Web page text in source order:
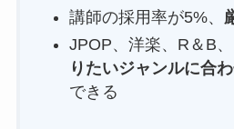
講師の採用率が5%、
JPOP、洋楽、R＆B
りたいジャンルに合
できる